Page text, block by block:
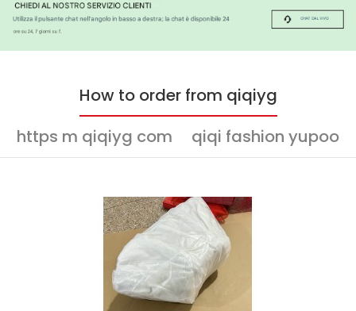
How to order from qiqiyg
https m qiqiyg com
qiqi fashion yupoo